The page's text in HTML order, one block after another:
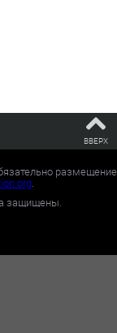
ВВЕРХ
размещение
.
защищены.